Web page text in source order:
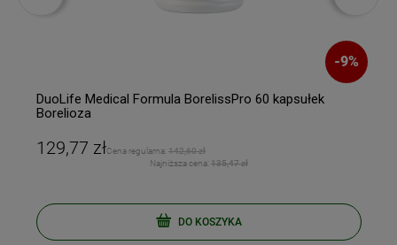
-9%
DuoLife Medical Formula BorelissPro 60 kapsułek
Borelioza
129,77 złCena regularna: 142,60 zł
Najniższa cena: 135,47 zł
DO KOSZYKA